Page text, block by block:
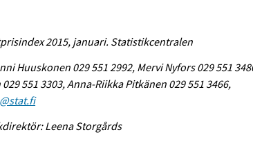
2015, januari. Statistikcentralen
Huuskonen 029 551 2992, Mervi Nyfors 029 551
551 3303, Anna-Riikka Pitkänen 029 551 3466,
Leena Storgårds